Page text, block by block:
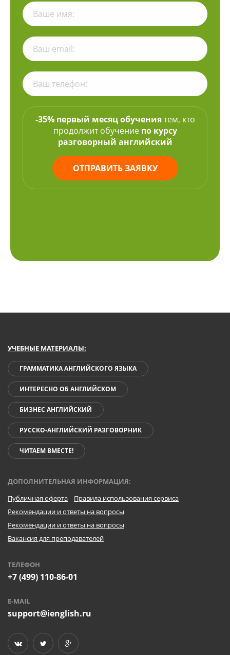
-35% первый месяц обучениятем, кто
продолжит обучение по курсу
разговорный английский
ОТПРАВИТЬ ЗАЯВКУ
УЧЕБНЫЕ МАТЕРИАЛЫ:
ГРАММАТИКА АНГЛИЙСКОГО ЯЗЫКА
ИНТЕРЕСНО ОБ АНГЛИЙСКОМ
БИЗНЕС АНГЛИЙСКИЙ
РУССКО-АНГЛИЙСКИЙ РАЗГОВОРНИК
ЧИТАЕМ ВМЕСТЕ!
ДОПОЛНИТЕЛЬНАЯ ИНФОРМАЦИЯ:
Публичная оферта
Правила использования сервиса
Рекомендации и ответы на вопросы
Рекомендации и ответы на вопросы
Вакансия для преподавателей
ТЕЛЕФОН
+7 (499) 110-86-01
E-MAIL
support@ienglish.ru